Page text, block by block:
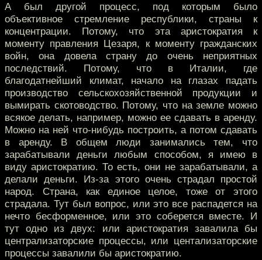
А был другой процесс, под которым было
объективное стремление республики, страны к
концентрации. Потому, что эта аристократия к
моменту правления Цезаря, к моменту гражданских
войн, она довела страну до очень неприятных
последствий. Потому, что в Италии, где
благодатнейший климат, начало на глазах падать
производство сельскохозяйственной продукции и
вымирать скотоводство. Потому, что на земле можно
всякое делать, например, можно ее сдавать в аренду.
Можно на ней что-нибудь построить, а потом сдавать
в аренду. В общем люди занимались тем, что
зарабатывали деньги любым способом, я имею в
виду аристократию. То есть, они не зарабатывали, а
делали деньги. Из-за этого очень страдал простой
народ. Страна, как единое целое, тоже от этого
страдала. Тут был вопрос, или это все распадется на
нечто бесформенное, или это соберется вместе. И
тут одно из двух: или аристократия завалила бы
централизаторские процессы, или центализаторские
процессы завалили бы аристократию.